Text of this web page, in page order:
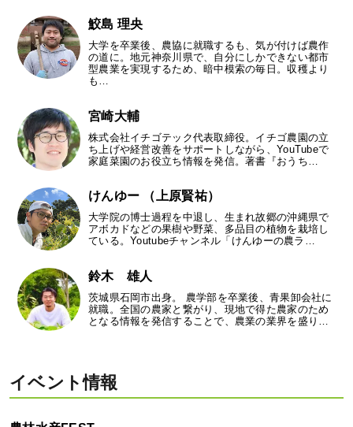
鮫島 理央
大学を卒業後、農協に就職するも、気が付けば農作
の道に。地元神奈川県で、自分にしかできない都市
型農業を実現するため、暗中模索の毎日。収穫より
も…
宮崎大輔
株式会社イチゴテック代表取締役。イチゴ農園の立
ち上げや経営改善をサポートしながら、YouTubeで
家庭菜園のお役立ち情報を発信。著書『おうち…
けんゆー （上原賢祐）
大学院の博士過程を中退し、生まれ故郷の沖縄県で
アボカドなどの果樹や野菜、多品目の植物を栽培し
ている。Youtubeチャンネル「けんゆーの農ラ…
鈴木 雄人
茨城県石岡市出身。 農学部を卒業後、青果卸会社に
就職。全国の農家と繋がり、現地で得た農家のため
となる情報を発信することで、農業の業界を盛り…
イベント情報